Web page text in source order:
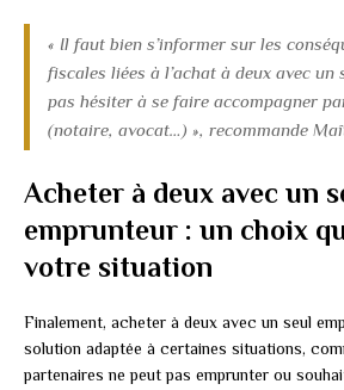
« Il faut bien s’informer sur les
fiscales liées à l’achat à deux avec un
pas hésiter à se faire accompagner
(notaire, avocat…) », recommande
Acheter à deux avec un
emprunteur : un choix
votre situation
Finalement, acheter à deux avec un seul
solution adaptée à certaines situations,
partenaires ne peut pas emprunter ou